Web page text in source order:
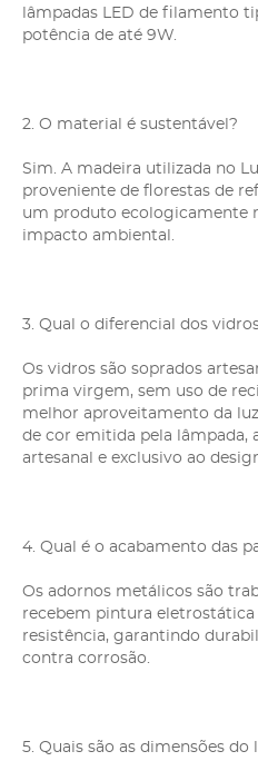
lâmpadas LED de filamento
potência de até 9W.
2. O material é sustentável?
Sim. A madeira utilizada no
proveniente de florestas de
um produto ecologicamente
impacto ambiental.
3. Qual o diferencial dos
Os vidros são soprados
prima virgem, sem uso de
melhor aproveitamento da
de cor emitida pela lâmpada,
artesanal e exclusivo ao
4. Qual é o acabamento das
Os adornos metálicos são
recebem pintura
resistência, garantindo
contra corrosão.
5. Quais são as dimensões do